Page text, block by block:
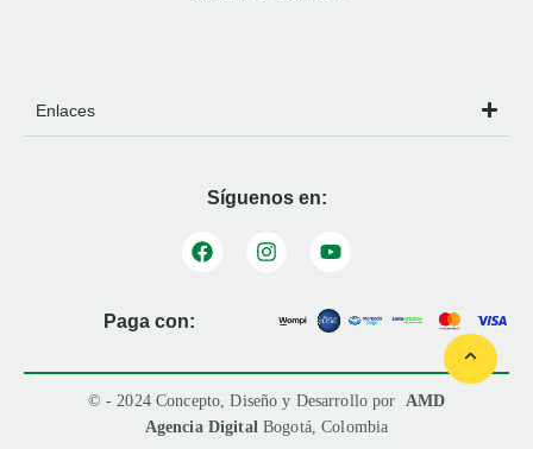
Enlaces
Síguenos en:
Paga con:
© - 2024 Concepto, Diseño y Desarrollo por AMD
Agencia Digital Bogotá, Colombia